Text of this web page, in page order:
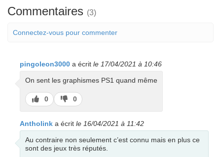
Commentaires (3)
Connectez-vous pour commenter
pingoleon3000 a écrit le 17/04/2021 à 10:46
On sent les graphismes PS1 quand même
J’aime
0
J’aime
pas
0
Antholink a écrit le 16/04/2021 à 11:42
Au contraire non seulement c’est connu mais en plus ce
sont des jeux très réputés.